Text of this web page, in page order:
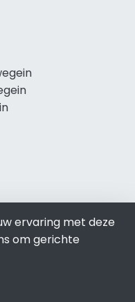
ervaring met deze
om gerichte